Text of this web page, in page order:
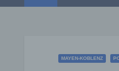
MAYEN-KOBLENZ